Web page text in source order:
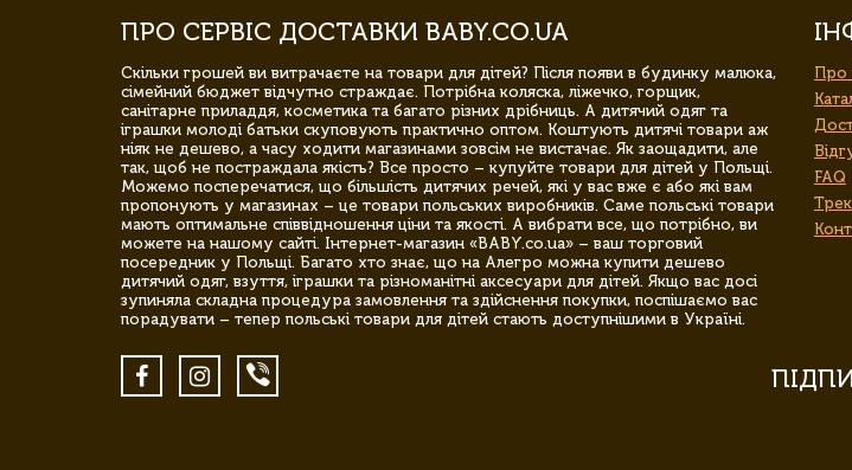
ПРО СЕРВІС ДОСТАВКИ BABY.CO.UA
Скільки грошей ви витрачаєте на товари для дітей? Після появи в будинку малюка,
сімейний бюджет відчутно страждає. Потрібна коляска, ліжечко, горщик,
санітарне приладдя, косметика та багато різних дрібниць. А дитячий одяг та
іграшки молоді батьки скуповують практично оптом. Коштують дитячі товари аж
ніяк не дешево, а часу ходити магазинами зовсім не вистачає. Як заощадити, але
так, щоб не постраждала якість? Все просто – купуйте товари для дітей у Польщі.
Можемо посперечатися, що більшість дитячих речей, які у вас вже є або які вам
пропонують у магазинах – це товари польських виробників. Саме польські товари
мають оптимальне співвідношення ціни та якості. А вибрати все, що потрібно, ви
можете на нашому сайті. Інтернет-магазин «BABY.co.ua» – ваш торговий
посередник у Польщі. Багато хто знає, що на Алегро можна купити дешево
дитячий одяг, взуття, іграшки та різноманітні аксесуари для дітей. Якщо вас досі
зупиняла складна процедура замовлення та здійснення покупки, поспішаємо вас
порадувати – тепер польські товари для дітей стають доступнішими в Україні.
Про
FAQ